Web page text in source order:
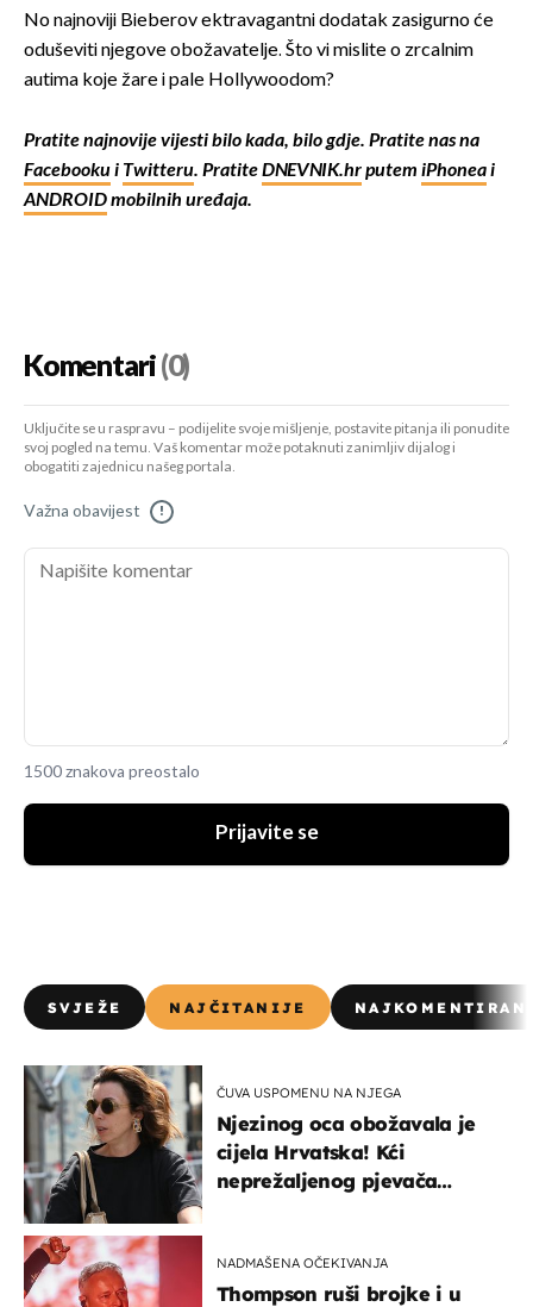
No najnoviji Bieberov ektravagantni dodatak zasigurno će
oduševiti njegove obožavatelje. Što vi mislite o zrcalnim
autima koje žare i pale Hollywoodom?
Pratite najnovije vijesti bilo kada, bilo gdje. Pratite nas na
Facebookui Twitteru. PratiteDNEVNIK.hrputem iPhoneai
ANDROIDmobilnih uređaja.
Komentari(0)
Uključite se u raspravu – podijelite svoje mišljenje, postavite pitanja ili ponudite
svoj pogled na temu. Vaš komentar može potaknuti zanimljiv dijalog i
obogatiti zajednicu našeg portala.
Važna obavijest !
1500 znakova preostalo
Prijavite se
SVJEŽE NAJČITANIJE
ČUVA USPOMENU NA NJEGA
Njezinog oca obožavala je
cijela Hrvatska! Kći
neprežaljenog pjevača
NADMAŠENA OČEKIVANJA
Thompson ruši brojke i u